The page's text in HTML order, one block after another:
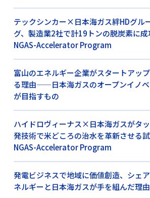
テックシンカー×日本海ガス絆HDグル
グ、製造業2社で計19トンの脱炭素に成
NGAS-Accelerator Program
富山のエネルギー企業がスタートアッ
る理由——日本海ガスのオープンイノ
が目指すもの
ハイドロヴィーナス×日本海ガスがタ
発技術で米どころの治水を革新させる試
NGAS-Accelerator Program
発電ビジネスで地域に価値創造、シェ
ネルギーと日本海ガスが手を組んだ理由